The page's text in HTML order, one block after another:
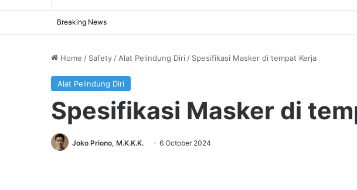
Breaking News
Home / Safety / Alat Pelindung Diri / Spesifikasi Masker di tempat Kerja
Alat Pelindung Diri
Spesifikasi Masker di
Joko Priono, M.K.K.K. 6 October 2024